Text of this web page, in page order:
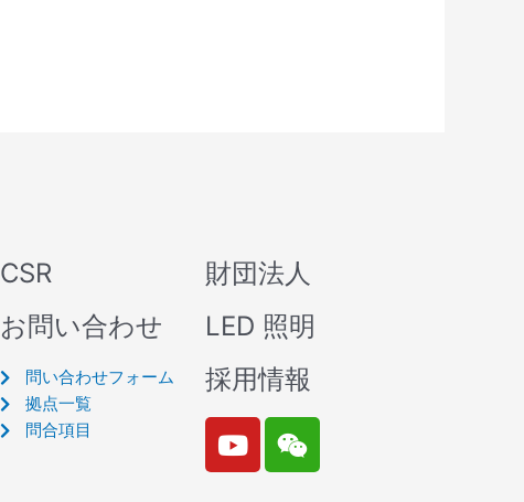
CSR
お問い合わせ
問い合わせフォーム
拠点一覧
問合項目
財団法人
LED 照明
採用情報
Y
o
W
e